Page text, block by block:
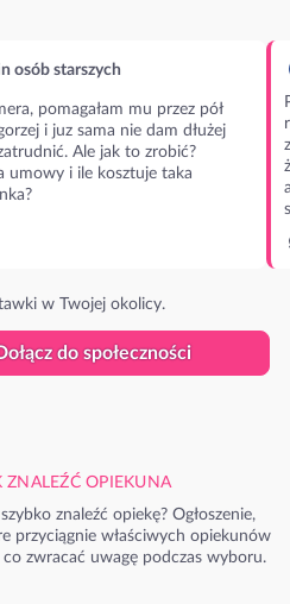
osób starszych
pomagałam mu przez pół
i juz sama nie dam dłużej
Ale jak to zrobić?
umowy i ile kosztuje taka
w Twojej okolicy.
do społeczności
ZNALEŹĆ OPIEKUNA
znaleźć opiekę? Ogłoszenie,
przyciągnie właściwych opiekunów
co zwracać uwagę podczas wyboru.